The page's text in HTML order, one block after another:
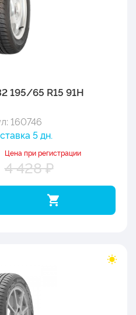
195/65 R15 91H
160746
5 дн.
Цена при регистрации
4 428 ₽